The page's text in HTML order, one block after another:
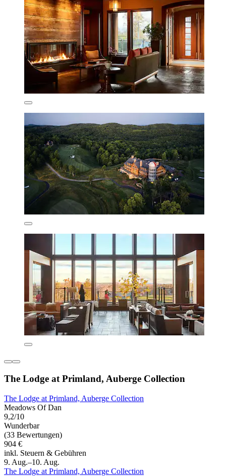
The Lodge at Primland, Auberge Collection
The Lodge at Primland, Auberge Collection
Meadows Of Dan
9,2/10
Wunderbar
(33 Bewertungen)
904 €
inkl. Steuern & Gebühren
9. Aug.–10. Aug.
The Lodge at Primland, Auberge Collection